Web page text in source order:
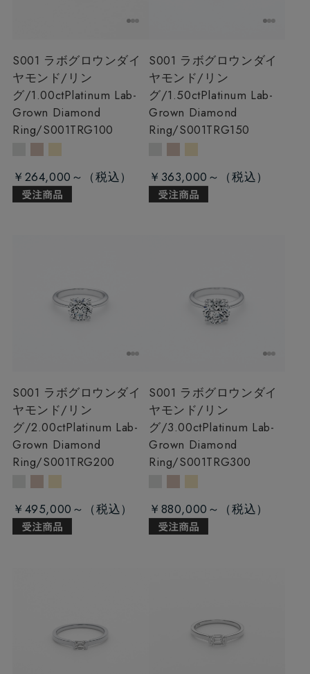
S001 ラボグロウンダイ
ヤモンド/リン
グ/1.00ctPlatinum Lab-
Grown Diamond
Ring/S001TRG100
￥264,000～
S001 ラボグロウンダイ
ヤモンド/リン
グ/1.50ctPlatinum Lab-
Grown Diamond
Ring/S001TRG150
￥363,000～
S001 ラボグロウンダイ
ヤモンド/リン
グ/2.00ctPlatinum Lab-
Grown Diamond
Ring/S001TRG200
￥495,000～
S001 ラボグロウンダイ
ヤモンド/リン
グ/3.00ctPlatinum Lab-
Grown Diamond
Ring/S001TRG300
￥880,000～